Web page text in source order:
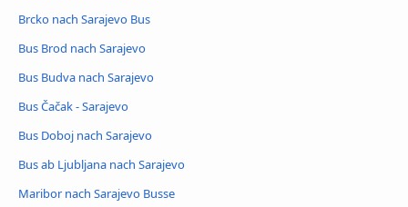
Brcko nach Sarajevo Bus
Bus Brod nach Sarajevo
Bus Budva nach Sarajevo
Bus Čačak - Sarajevo
Bus Doboj nach Sarajevo
Bus ab Ljubljana nach Sarajevo
Maribor nach Sarajevo Busse